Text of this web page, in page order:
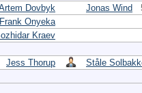
Dovbyk Jonas Wind
Frank Onyeka
Kraev
Jess Thorup Ståle